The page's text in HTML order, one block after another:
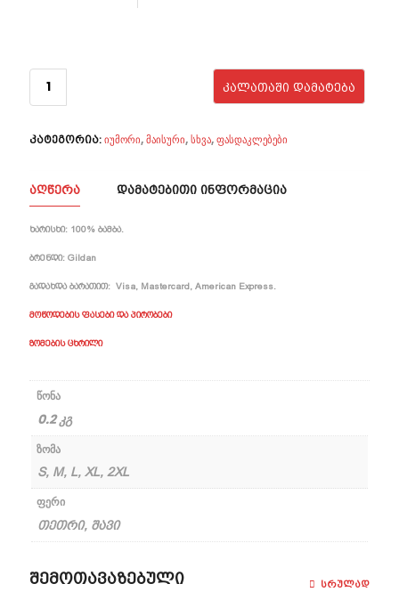
რაოდენობა:
NO!
ᲙᲐᲚᲐᲗᲐᲨᲘ ᲓᲐᲛᲐᲢᲔᲑᲐ
კატეგორია: იუმორი,მაისური,სხვა,ფასდაკლებები
ᲐᲦᲬᲔᲠᲐ ᲓᲐᲛᲐᲢᲔᲑᲘᲗᲘ ᲘᲜᲤᲝᲠᲛᲐᲪᲘᲐ
ხარისხი: 100% ბამბა.
ბრენდი: Gildan
გადახდა ბარათით: Visa, Mastercard, American Express.
მოწოდების ფასები და პირობები
ზომების ცხრილი
წონა
0.2 კგ
ზომა
S, M, L, XL, 2XL
ფერი
თეთრი, შავი
Შემოთავაზებული Სრულად